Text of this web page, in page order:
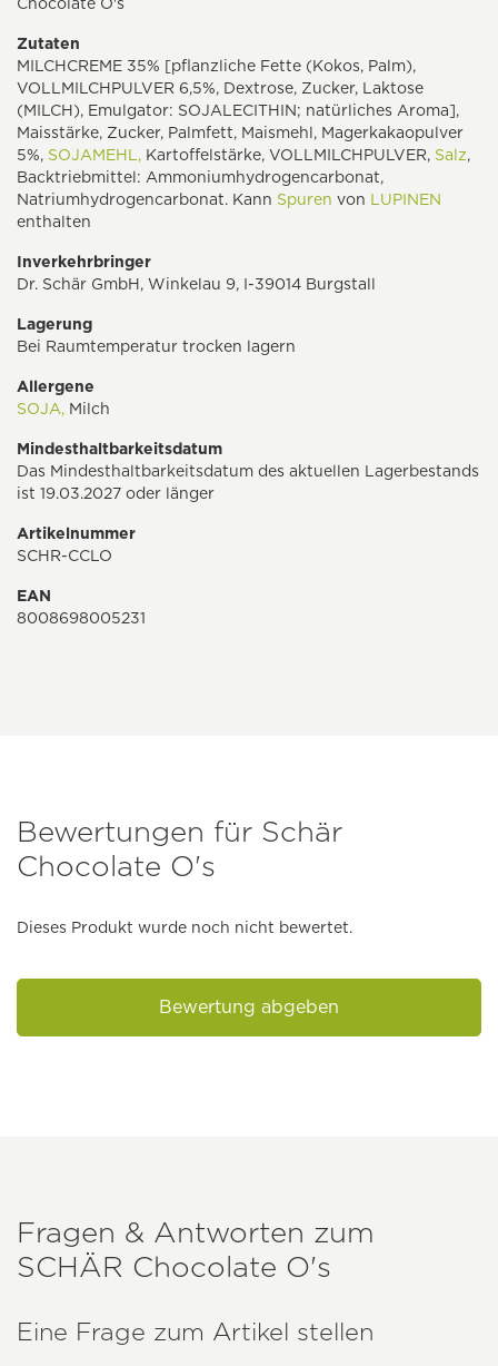
Chocolate O's
Zutaten
MILCHCREME 35% [pflanzliche Fette (Kokos, Palm),
VOLLMILCHPULVER 6,5%, Dextrose, Zucker, Laktose
(MILCH), Emulgator: SOJALECITHIN; natürliches Aroma],
Maisstärke, Zucker, Palmfett, Maismehl, Magerkakaopulver
5%, SOJAMEHL, Kartoffelstärke, VOLLMILCHPULVER, Salz,
Backtriebmittel: Ammoniumhydrogencarbonat,
Natriumhydrogencarbonat. Kann Spuren von LUPINEN
enthalten
Inverkehrbringer
Dr. Schär GmbH, Winkelau 9, I-39014 Burgstall
Lagerung
Bei Raumtemperatur trocken lagern
Allergene
SOJA, Milch
Mindesthaltbarkeitsdatum
Das Mindesthaltbarkeitsdatum des aktuellen Lagerbestands
ist 19.03.2027 oder länger
Artikelnummer
SCHR-CCLO
EAN
8008698005231
Bewertungen für Schär
Chocolate O's
Dieses Produkt wurde noch nicht bewertet.
Bewertung abgeben
Fragen & Antworten zum
SCHÄR Chocolate O's
Eine Frage zum Artikel stellen